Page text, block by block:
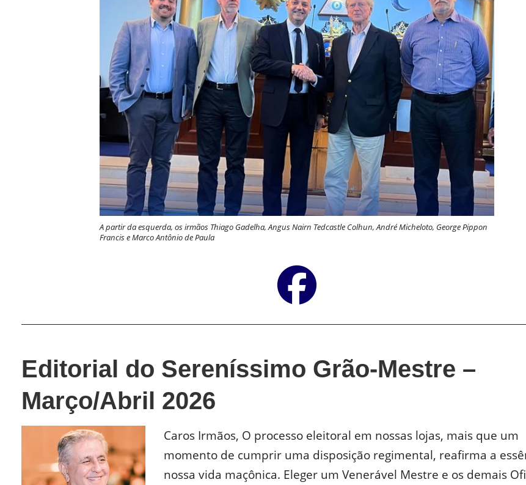
A partir da esquerda, os irmãos Thiago Gadelha, Angus Nairn Tedcastle Colhun, André Micheloto, George Pippon
Francis e Marco Antônio de Paula
Editorial do Sereníssimo Grão-Mestre –
Março/Abril 2026
Caros Irmãos, O processo eleitoral em nossas lojas, mais que um
momento de cumprir uma disposição regimental, reafirma a
nossa vida maçônica. Eleger um Venerável Mestre e os demais